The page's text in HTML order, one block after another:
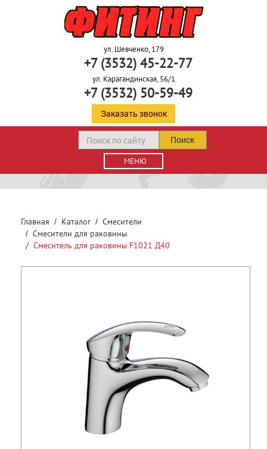
ул. Шевченко, 179
+7 (3532) 45-22-77
ул. Карагандинская, 56/1
+7 (3532) 50-59-49
Заказать звонок
МЕНЮ
Поиск
Главная Каталог
Смесители
Смесители для раковины
Смеситель для раковины F1021 Д40